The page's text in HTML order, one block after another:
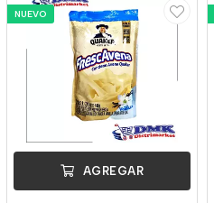
NUEVO
AGREGAR